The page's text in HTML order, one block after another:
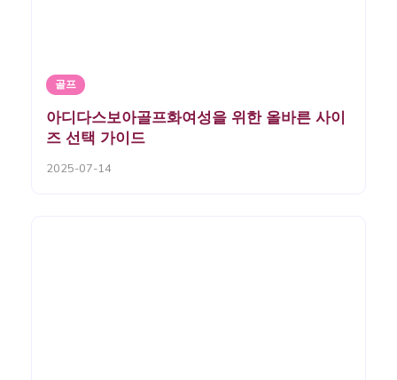
골프
아디다스보아골프화여성을 위한 올바른 사이
즈 선택 가이드
2025-07-14